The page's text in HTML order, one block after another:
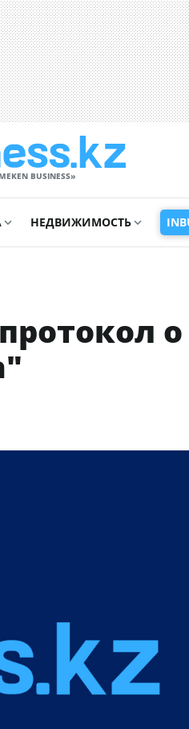
BUSINESS»
НЕДВИЖИМОСТЬ
о